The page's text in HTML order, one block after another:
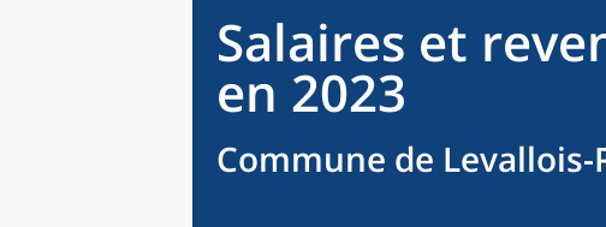
Salaires et
en 2023
Commune de Levallois-